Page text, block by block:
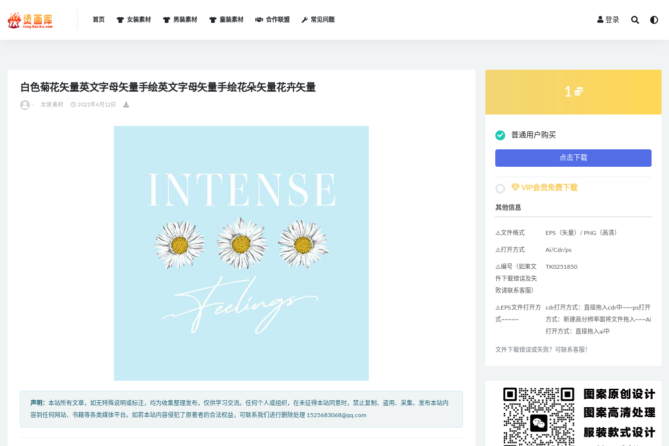
首页 女装素材 男装素材 童装素材 合作联盟 常见问题 登录
白色菊花矢量英文字母矢量手绘英文字母矢量手绘花朵矢量花卉矢量
- 女装素材 2021年4月12日
声明： 本站所有文章，如无特殊说明或标注，均为收集整理发布，仅供学习交流。任何个人或组织，在未征得本站同意时，禁止复制、盗用、采集、发布本站内
容到任何网站、书籍等各类媒体平台。如若本站内容侵犯了原著者的合法权益，可联系我们进行删除处理 1525683068@qq.com
1
普通用户购买
点击下载
VIP会员免费下载
其他信息
⚠️文件格式 EPS（矢量）/ PNG（高清）
⚠️打开方式 Ai/Cdr/ps
⚠️编号（如果文
件下载错误及失
败请联系客服）
TK0251850
⚠️EPS文件打开方
式~~~~~
cdr打开方式：直接拖入cdr中~~~ps打开
方式：新建高分辨率面将文件拖入~~~Ai
打开方式：直接拖入ai中
文件下载错误或失败？可联系客服！